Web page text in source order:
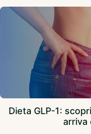
Dieta GLP-1:
arriva